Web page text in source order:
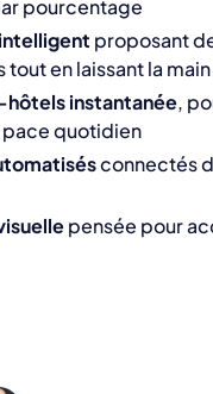
pourcentage
proposant
en laissant la main
instantanée,
quotidien
connectés
pensée pour